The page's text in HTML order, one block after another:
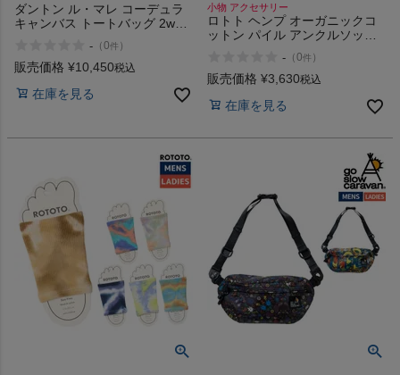
ご利用ガイド
クーポン一覧
プロテイン・サプリメントまとめ買い
アウトレットセール
スタッフコーディネート
スタッフブログ
ダントン ル・マレ コーデュラ
キャンバス トートバッグ 2way
CORDURA Canvas Tote Bag
- （0件 ）
販売価格 ¥10,450税込
在庫を見る
小物 アクセサリー
ロトト ヘンプ オーガニックコ
ットン パイル アンクルソック
ORGANIC COTTON PILE
ANKLE SOCKS TIE DYE
- （0件 ）
販売価格 ¥3,630税込
在庫を見る